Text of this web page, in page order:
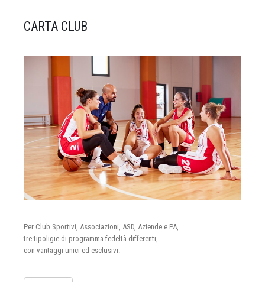
CARTA CLUB
Per Club Sportivi, Associazioni, ASD, Aziende e PA,
tre tipoligie di programma fedeltà differenti,
con vantaggi unici ed esclusivi.